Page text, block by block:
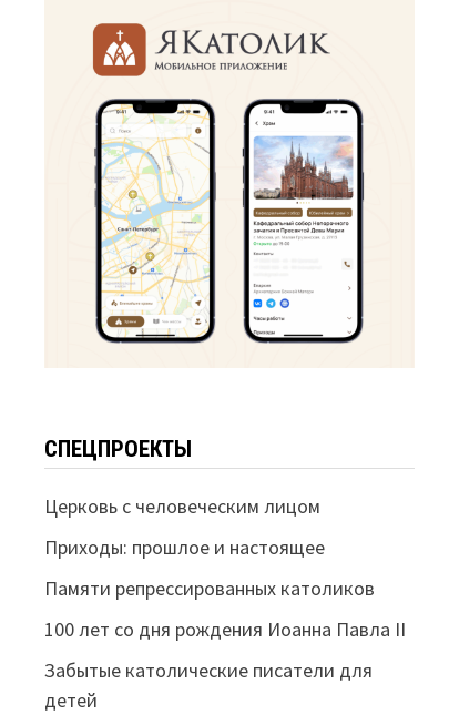
СПЕЦПРОЕКТЫ
Церковь с человеческим лицом
Приходы: прошлое и настоящее
Памяти репрессированных католиков
100 лет со дня рождения Иоанна Павла II
Забытые католические писатели для
детей